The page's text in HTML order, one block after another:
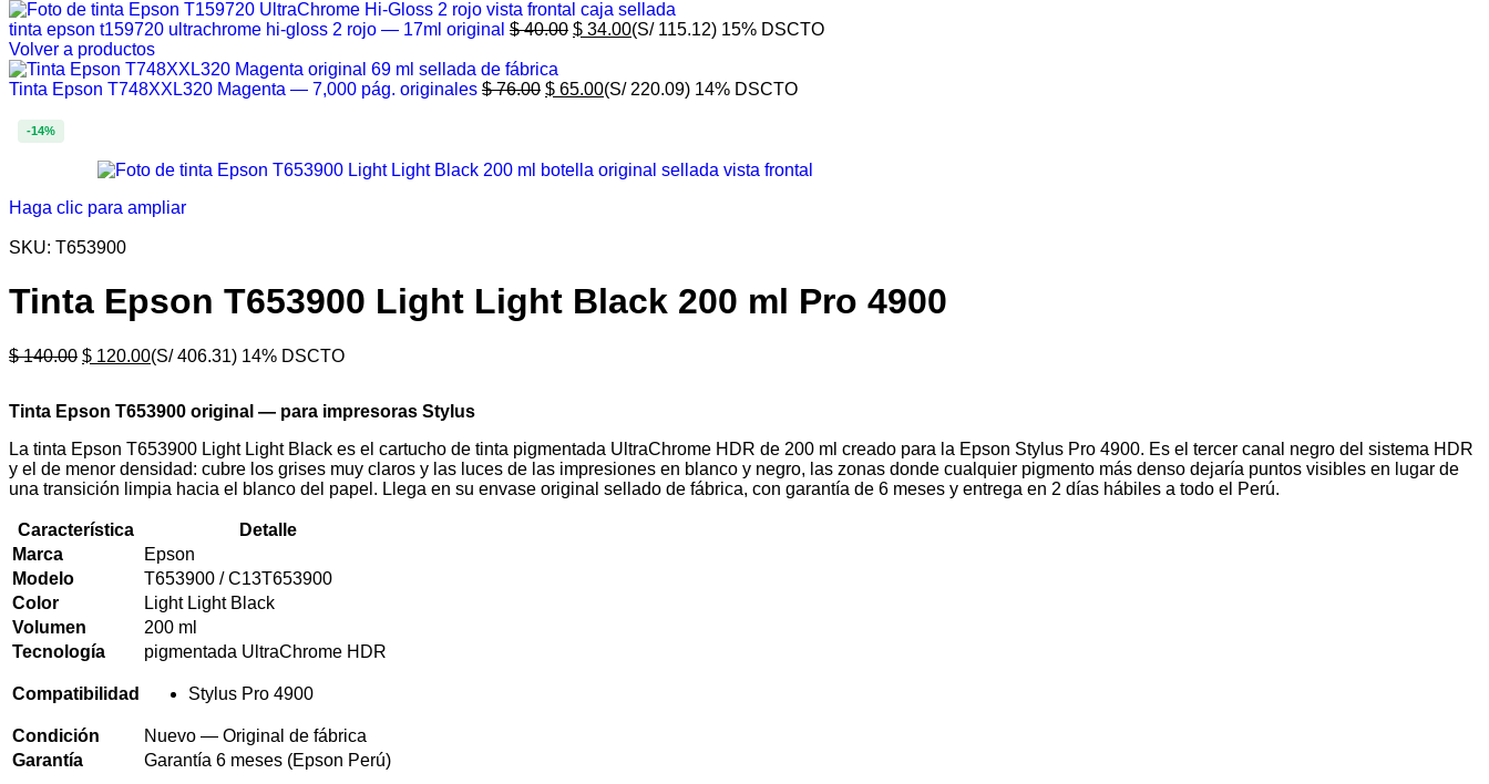
tinta epson t159720 ultrachrome hi-gloss 2 rojo — 17ml original $40.00 $ 34.00(S/ 115.12) 15% DSCTO
Volver a productos
Tinta Epson T748XXL320 Magenta — 7,000 pág. originales $76.00 $ 65.00(S/ 220.09) 14% DSCTO
-14%
Haga clic para ampliar
SKU: T653900
Tinta Epson T653900 Light Light Black 200 ml Pro 4900
$140.00 $ 120.00(S/ 406.31) 14% DSCTO
Tinta Epson T653900 original — para impresoras Stylus
La tinta Epson T653900 Light Light Black es el cartucho de tinta pigmentada UltraChrome HDR de 200 ml creado para la Epson Stylus Pro 4900. Es el tercer canal negro del sistema HDR
y el de menor densidad: cubre los grises muy claros y las luces de las impresiones en blanco y negro, las zonas donde cualquier pigmento más denso dejaría puntos visibles en lugar de
una transición limpia hacia el blanco del papel. Llega en su envase original sellado de fábrica, con garantía de 6 meses y entrega en 2 días hábiles a todo el Perú.
Característica
Detalle
Marca
Epson
Modelo
T653900 / C13T653900
Color
Light Light Black
Volumen
200 ml
Tecnología
pigmentada UltraChrome HDR
Compatibilidad Stylus Pro 4900
Condición
Nuevo — Original de fábrica
Garantía
Garantía 6 meses (Epson Perú)